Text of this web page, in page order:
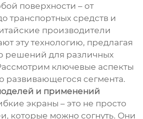
поверхности – от
транспортных средств и
производители
эту технологию, предлагая
решений для различных
ключевые аспекты
развивающегося сегмента.
и применений
экраны – это не просто
которые можно согнуть. Они